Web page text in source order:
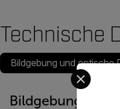
Technische
Bildgebung und optische
Bildgebung und
Select